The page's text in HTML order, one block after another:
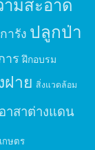
มสะอาด
ารัง ปลูกป่า
าร ฝึกอบรม
ฝาย สิ่งแวดล้อม
อาสาต่างแดน
กษตร